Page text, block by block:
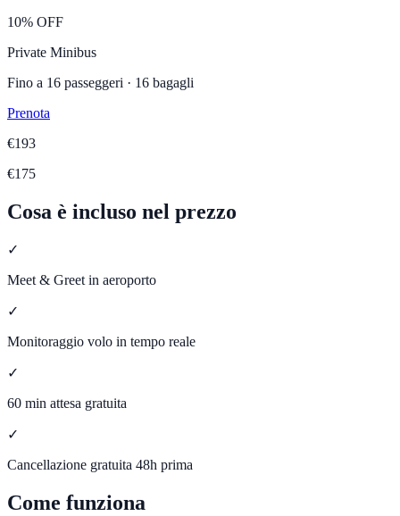
10% OFF
Private Minibus
Fino a 16 passeggeri · 16 bagagli
Prenota
€193
€175
Cosa è incluso nel prezzo
✓
Meet & Greet in aeroporto
✓
Monitoraggio volo in tempo reale
✓
60 min attesa gratuita
✓
Cancellazione gratuita 48h prima
Come funziona